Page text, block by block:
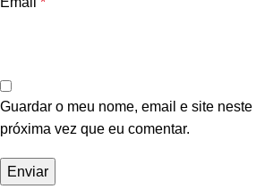
Guardar o meu nome, email e site
próxima vez que eu comentar.